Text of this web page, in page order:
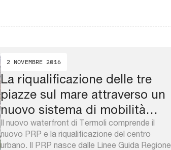
2 NOVEMBRE 2016
La riqualificazione delle tre
piazze sul mare attraverso un
nuovo sistema di mobilità
sostenibile
Il nuovo waterfront di Termoli comprende il
nuovo PRP e la riqualificazione del centro
urbano. Il PRP nasce dalle Linee Guida Regione